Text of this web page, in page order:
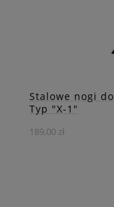
Stalowe nogi
Typ "X-1"
189,00 zł